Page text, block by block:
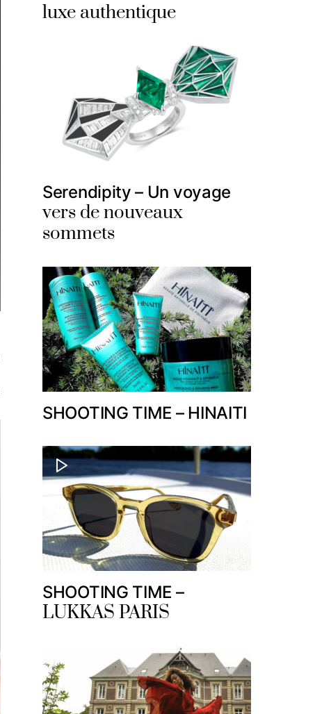
luxe authentique
Serendipity – Un voyage
vers de nouveaux
sommets
SHOOTING TIME – HINAITI
SHOOTING TIME –
LUKKAS PARIS